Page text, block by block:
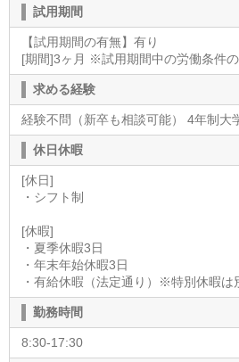
試用期間
【試用期間の有無】有り
[期間]3ヶ月 ※試用期間中の労働条件
求める経験
経験不問（新卒も相談可能） 4年制大
休日休暇
[休日]
・シフト制
[休暇]
・夏季休暇3日
・年末年始休暇3日
・有給休暇（法定通り）※特別休暇は
勤務時間
8:30-17:30